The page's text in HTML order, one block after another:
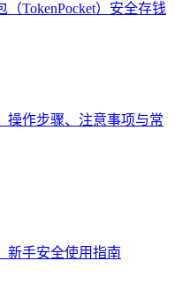
TokenPocket）安全存钱
操作步骤、注意事项与常
新手安全使用指南